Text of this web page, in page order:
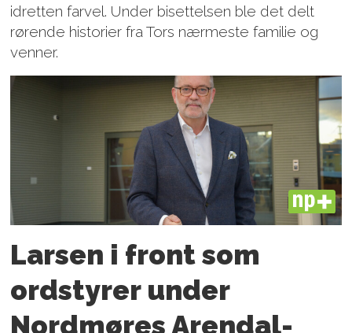
idretten farvel. Under bisettelsen ble det delt
rørende historier fra Tors nærmeste familie og
venner.
PLUS
Larsen i front som
ordstyrer under
Nordmøres Arendal-